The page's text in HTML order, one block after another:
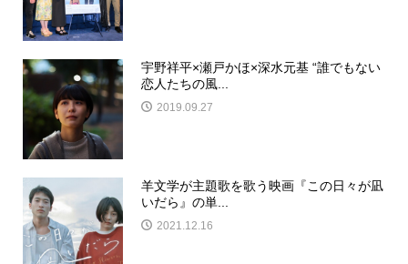
宇野祥平×瀬戸かほ×深水元基 “誰でもない
恋人たちの風...
2019.09.27
羊文学が主題歌を歌う映画『この日々が凪
いだら』の単...
2021.12.16